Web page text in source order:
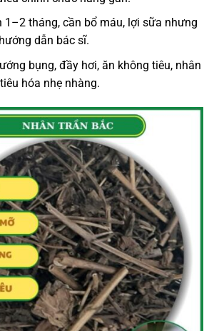
1–2 tháng, cần bổ máu, lợi sữa nhưng
dẫn bác sĩ.
bụng, đầy hơi, ăn không tiêu, nhân
hóa nhẹ nhàng.